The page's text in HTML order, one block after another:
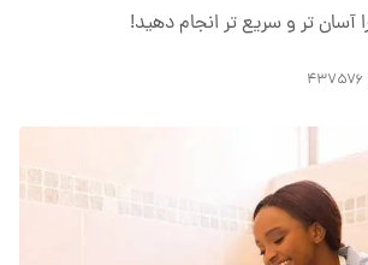
آسان‌ تر و سریع‌ تر انجام دهید!
۴۳۷۵۷۶